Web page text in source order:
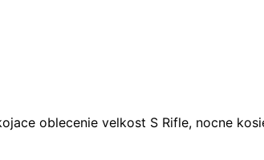
oblecenie velkost S Rifle, nocne